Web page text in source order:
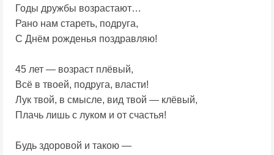
Годы дружбы возрастают…
Рано нам стареть, подруга,
С Днём рожденья поздравляю!
45 лет — возраст плёвый,
Всё в твоей, подруга, власти!
Лук твой, в смысле, вид твой — клёвый,
Плачь лишь с луком и от счастья!
Будь здоровой и такою —